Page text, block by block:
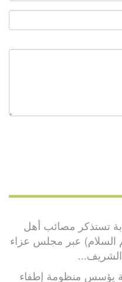
تستذكر مصائب أهل
السلام) عبر مجلس عزاء
يؤسس منظومة إطفاء